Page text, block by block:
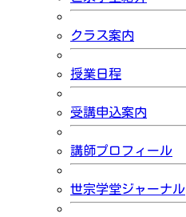
クラス案内
授業日程
受講申込案内
講師プロフィール
世宗学堂ジャーナル